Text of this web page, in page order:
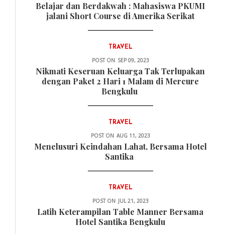
Belajar dan Berdakwah : Mahasiswa PKUMI
jalani Short Course di Amerika Serikat
TRAVEL
POST ON SEP 09, 2023
Nikmati Keseruan Keluarga Tak Terlupakan
dengan Paket 2 Hari 1 Malam di Mercure
Bengkulu
TRAVEL
POST ON AUG 11, 2023
Menelusuri Keindahan Lahat, Bersama Hotel
Santika
TRAVEL
POST ON JUL 21, 2023
Latih Keterampilan Table Manner Bersama
Hotel Santika Bengkulu